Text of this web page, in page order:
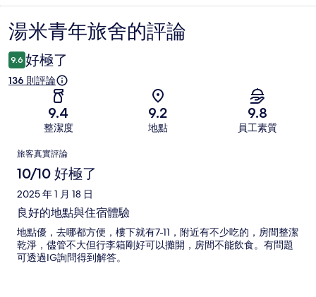
評
論
湯米青年旅舍的評論
9.6 好極了
136 則評論
9.4
整潔度
9.2
地點
9.8
員工素質
評
論
旅客真實評論
10/10 好極了
2025 年 1 月 18 日
良好的地點與住宿體驗
地點優，去哪都方便，樓下就有7-11，附近有不少吃的，房間整潔
乾淨，儘管不大但行李箱剛好可以攤開，房間不能飲食。有問題
可透過IG詢問得到解答。